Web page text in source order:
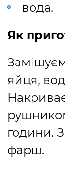
вода.
Як
яйця,
години.
фарш.